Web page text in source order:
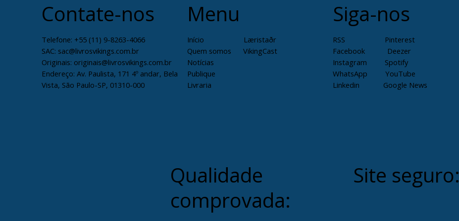
Qualidade
comprovada:
Site seguro:
Contate-nos
Telefone: +55 (11) 9-8263-4066
SAC: sac@livrosvikings.com.br
Originais: originais@livrosvikings.com.br
Endereço: Av. Paulista, 171 4º andar, Bela
Vista, São Paulo-SP, 01310-000
Menu
Início
Læristaðr
Quem somos
VikingCast
Notícias
Publique
Livraria
Siga-nos
RSS
Pinterest
Facebook
Deezer
Instagram
Spotify
WhatsApp
YouTube
Linkedin
Google News